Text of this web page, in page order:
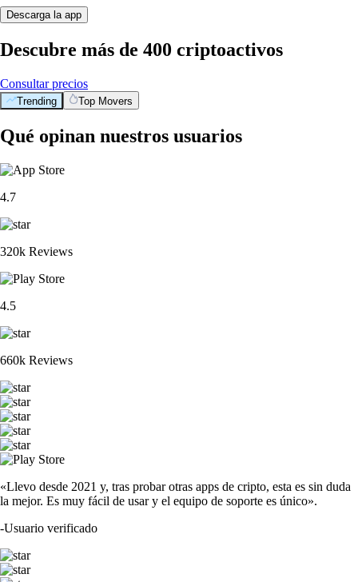
Descarga la app
Descubre más de 400 criptoactivos
Consultar precios
Trending Top Movers
Qué opinan nuestros usuarios
4.7
320k Reviews
4.5
660k Reviews
«Llevo desde 2021 y, tras probar otras apps de cripto, esta es sin duda
la mejor. Es muy fácil de usar y el equipo de soporte es único».
-Usuario verificado